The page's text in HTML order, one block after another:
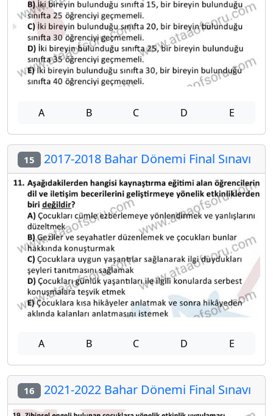
A B C D E
15 2017-2018 Bahar Dönemi Final Sınavı
A B C D E
16 2021-2022 Bahar Dönemi Final Sınavı